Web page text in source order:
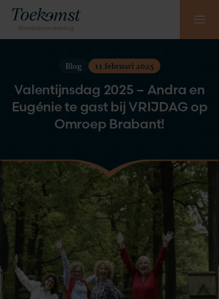
Meest gestelde vragen
Vraag gratis kennismaking aan
085 - 130 6965
Blog 11 februari 2025
Valentijnsdag 2025 – Andra en
Eugénie te gast bij VRIJDAG op
Omroep Brabant!